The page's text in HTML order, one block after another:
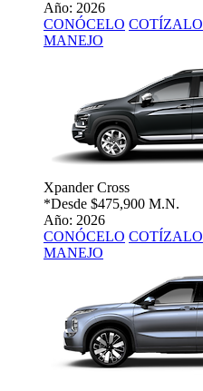
Año: 2026
CONÓCELO COTÍZALO
MANEJO
Xpander Cross
*Desde $475,900 M.N.
Año: 2026
CONÓCELO COTÍZALO
MANEJO